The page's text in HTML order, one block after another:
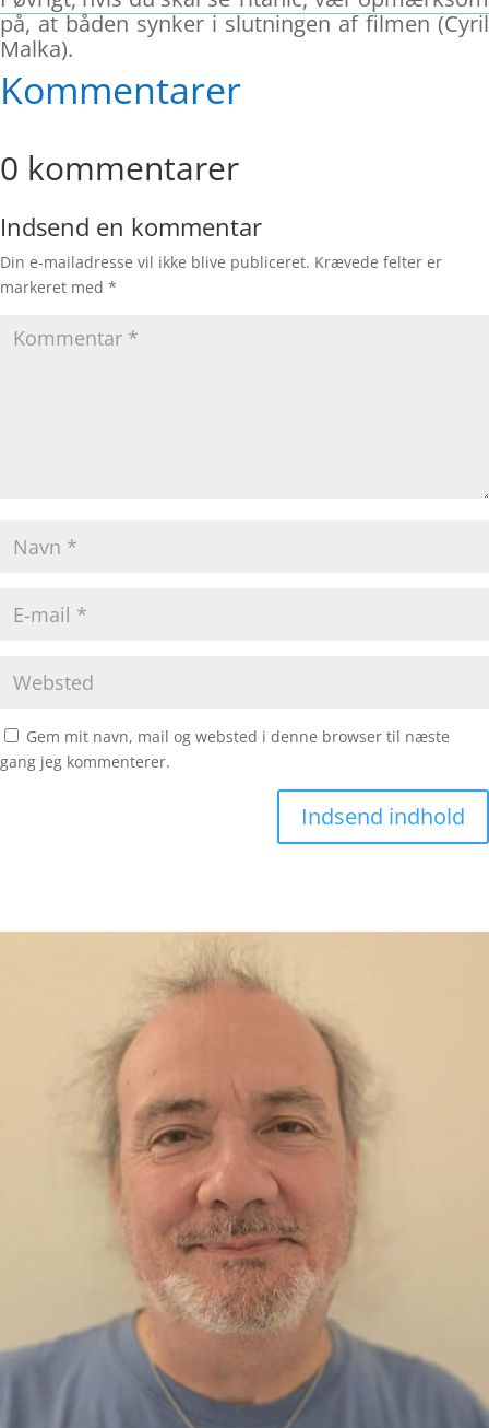
på, at båden synker i slutningen af filmen (Cyril
Malka).
Kommentarer
0 kommentarer
Indsend en kommentar
Din e-mailadresse vil ikke blive publiceret. Krævede felter er
markeret med *
Gem mit navn, mail og websted i denne browser til næste
gang jeg kommenterer.
Indsend indhold